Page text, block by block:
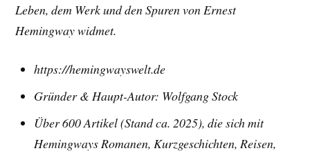
Leben, dem Werk und den Spuren von Ernest
Hemingway widmet.
https://hemingwayswelt.de
Gründer & Haupt-Autor: Wolfgang Stock
Über 600 Artikel (Stand ca. 2025), die sich mit
Hemingways Romanen, Kurzgeschichten, Reisen,